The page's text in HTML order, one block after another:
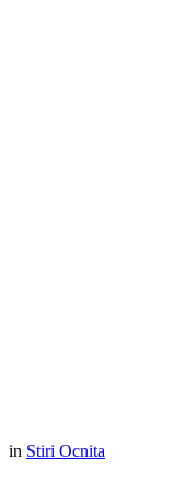
in Stiri Ocnita